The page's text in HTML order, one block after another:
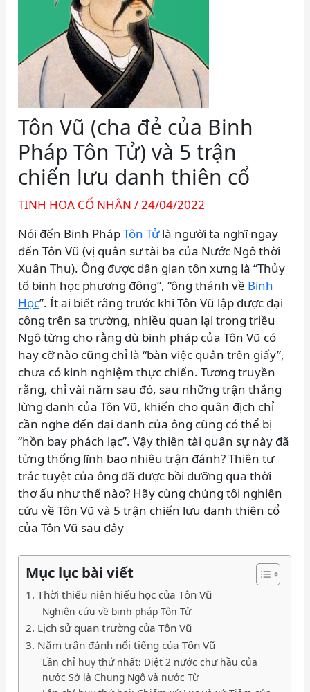
Tôn Vũ (cha đẻ của Binh
Pháp Tôn Tử) và 5 trận
chiến lưu danh thiên cổ
TINH HOA CỔ NHÂN / 24/04/2022
Nói đến Binh PhápTôn Tửlà người ta nghĩ ngay
đến Tôn Vũ (vị quân sư tài ba của Nước Ngô thời
Xuân Thu). Ông được dân gian tôn xưng là “Thủy
tổ binh học phương đông”, “ông thánh về Binh
Học”. Ít ai biết rằng trước khi Tôn Vũ lập được đại
công trên sa trường, nhiều quan lại trong triều
Ngô từng cho rằng dù binh pháp của Tôn Vũ có
hay cỡ nào cũng chỉ là “bàn việc quân trên giấy”,
chưa có kinh nghiệm thực chiến. Tương truyền
rằng, chỉ vài năm sau đó, sau những trận thắng
lừng danh của Tôn Vũ, khiến cho quân địch chỉ
cần nghe đến đại danh của ông cũng có thể bị
“hồn bay phách lạc”. Vậy thiên tài quân sự này đã
từng thống lĩnh bao nhiêu trận đánh? Thiên tư
trác tuyệt của ông đã được bồi dưỡng qua thời
thơ ấu như thế nào? Hãy cùng chúng tôi nghiên
cứu về Tôn Vũ và 5 trận chiến lưu danh thiên cổ
của Tôn Vũ sau đây
Mục lục bài viết
1. Thời thiếu niên hiếu học của Tôn Vũ
Nghiên cứu về binh pháp Tôn Tử
2. Lịch sử quan trường của Tôn Vũ
3. Năm trận đánh nổi tiếng của Tôn Vũ
Lần chỉ huy thứ nhất: Diệt 2 nước chư hầu của
nước Sở là Chung Ngô và nước Từ